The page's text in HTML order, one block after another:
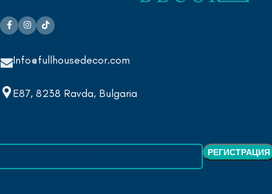
Info@fullhousedecor.com
E87, 8238 Ravda, Bulgaria